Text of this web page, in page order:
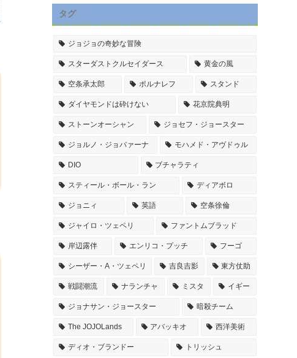
タグ
ジョジョの奇妙な冒険
スターダストクルセイダース 黄金の風
空条承太郎 ポルナレフ スタンド
ダイヤモンドは砕けない 花京院典明
ストーンオーシャン ジョセフ・ジョースター
ジョルノ・ジョバァーナ モハメド・アヴドゥル
DIO ブチャラティ
スティール・ボール・ラン ディアボロ
ジョニィ 英語 空条徐倫
ジャイロ・ツェペリ ファントムブラッド
岸辺露伴 エンリコ・プッチ フーゴ
シーザー・A・ツェペリ 吉良吉影 東方仗助
戦闘潮流 ナランチャ ミスタ イギー
ジョナサン・ジョースター 暗殺チーム
The JOJOLands アバッキオ 西洋美術
ディオ・ブランドー トリッシュ